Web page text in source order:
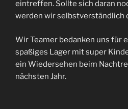
eintreffen. Sollte sich daran
werden wir selbstverständlich
Wir Teamer bedanken uns für
spaßiges Lager mit super
ein Wiedersehen beim
nächsten Jahr.